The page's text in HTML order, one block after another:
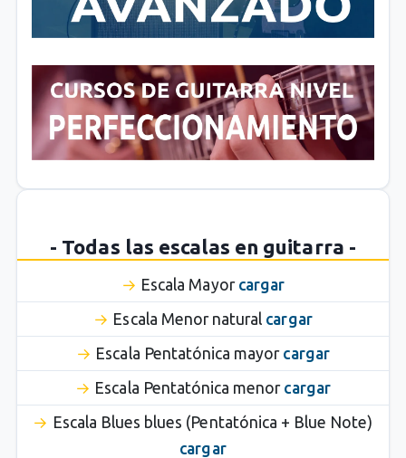
- Todas las escalas en guitarra -
Escala Mayor cargar
Escala Menor natural cargar
Escala Pentatónica mayor cargar
Escala Pentatónica menor cargar
Escala Blues blues (Pentatónica + Blue Note)
cargar